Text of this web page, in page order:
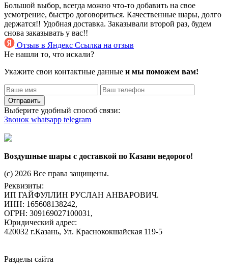
Большой выбор, всегда можно что-то добавить на свое
усмотрение, быстро договориться. Качественные шары, долго
держатся!! Удобная доставка. Заказывали второй раз, будем
снова заказывать у вас!!
Отзыв в Яндекс Ссылка на отзыв
Не нашли то, что искали?
Укажите свои контактные данные и мы поможем вам!
Отправить
Выберите удобный способ связи:
Звонок whatsapp telegram
Воздушные шары с доставкой по Казани недорого!
(c) 2026 Все права защищены.
Реквизиты:
ИП ГАЙФУЛЛИН РУСЛАН АНВАРОВИЧ.
ИНН: 165608138242,
ОГРН: 309169027100031,
Юридический адрес:
420032 г.Казань, Ул. Краснококшайская 119-5
Разделы сайта